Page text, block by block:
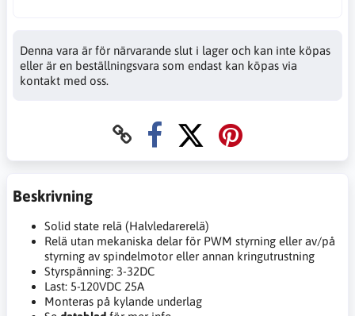
Denna vara är för närvarande slut i lager och kan inte köpas
eller är en beställningsvara som endast kan köpas via
kontakt med oss.
Beskrivning
Solid state relä (Halvledarerelä)
Relä utan mekaniska delar för PWM styrning eller av/på
styrning av spindelmotor eller annan kringutrustning
Styrspänning: 3-32DC
Last: 5-120VDC 25A
Monteras på kylande underlag